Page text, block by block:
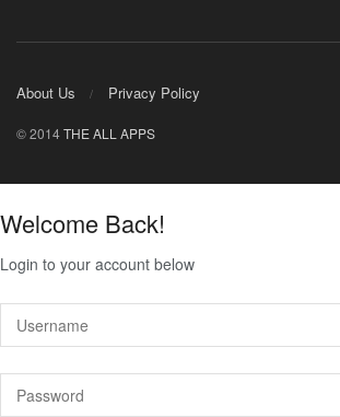
About Us Privacy Policy
© 2014THE ALL APPS
Welcome Back!
Login to your account below